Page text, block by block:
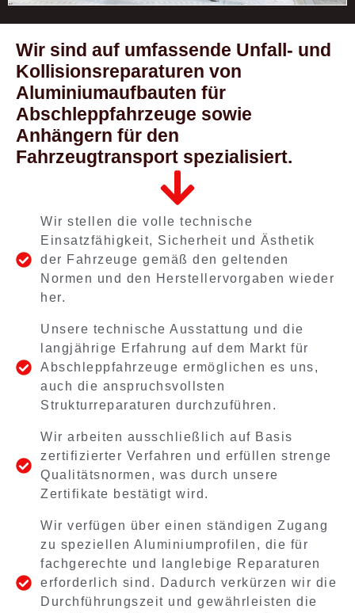
Wir sind auf umfassende Unfall- und
Kollisionsreparaturen von
Aluminiumaufbauten für
Abschleppfahrzeuge sowie
Anhängern für den
Fahrzeugtransport spezialisiert.
Wir stellen die volle technische
Einsatzfähigkeit, Sicherheit und Ästhetik
der Fahrzeuge gemäß den geltenden
Normen und den Herstellervorgaben wieder
her.
Unsere technische Ausstattung und die
langjährige Erfahrung auf dem Markt für
Abschleppfahrzeuge ermöglichen es uns,
auch die anspruchsvollsten
Strukturreparaturen durchzuführen.
Wir arbeiten ausschließlich auf Basis
zertifizierter Verfahren und erfüllen strenge
Qualitätsnormen, was durch unsere
Zertifikate bestätigt wird.
Wir verfügen über einen ständigen Zugang
zu speziellen Aluminiumprofilen, die für
fachgerechte und langlebige Reparaturen
erforderlich sind. Dadurch verkürzen wir die
Durchführungszeit und gewährleisten die